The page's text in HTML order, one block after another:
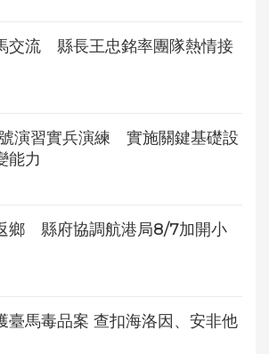
交流 縣長王忠銘率團隊熱情接
演習實兵演練 實施關鍵基礎設
能力
鄉 縣府協調航港局8/7加開小
臺馬毒品案 查扣海洛因、安非他